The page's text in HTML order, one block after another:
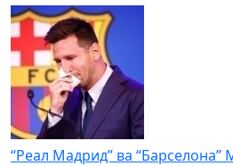
“Реал Мадрид” ва “Барселона”